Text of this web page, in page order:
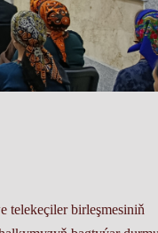
telekeçiler birleşmesiniň